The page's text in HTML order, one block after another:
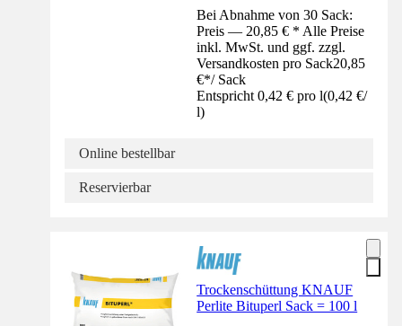
Bei Abnahme von 30 Sack:
Preis — 20,85 € * Alle Preise
inkl. MwSt. und ggf. zzgl.
Versandkosten pro Sack20,85
€*/ Sack
Entspricht 0,42 € pro l(0,42 €/
l)
Online bestellbar
Reservierbar
Trockenschüttung KNAUF
Perlite Bituperl Sack = 100 l